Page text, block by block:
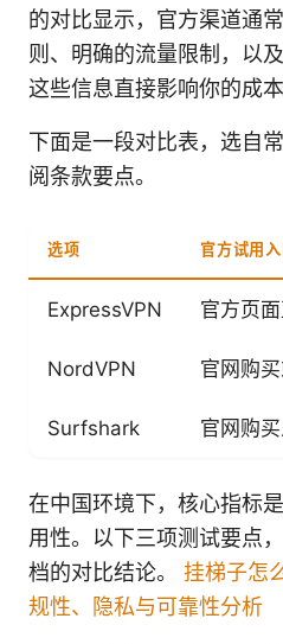
的对比显示，官方渠道通
则、明确的流量限制，以
这些信息直接影响你的成本
下面是一段对比表，选自
阅条款要点。
选项 官方试用
ExpressVPN 官方页
NordVPN 官网购
Surfshark 官网购
在中国环境下，核心指标
用性。以下三项测试要点
档的对比结论。 挂梯子怎
规性、隐私与可靠性分析